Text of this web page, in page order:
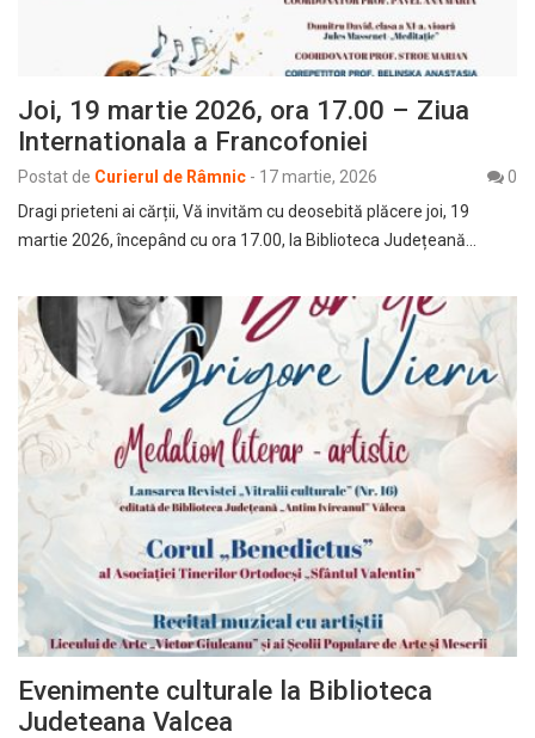
Joi, 19 martie 2026, ora 17.00 – Ziua
Internationala a Francofoniei
Postat de Curierul de Râmnic - 17 martie, 2026
0
Dragi prieteni ai cărții, Vă invităm cu deosebită plăcere joi, 19
martie 2026, începând cu ora 17.00, la Biblioteca Județeană…
Evenimente culturale la Biblioteca
Judeteana Valcea